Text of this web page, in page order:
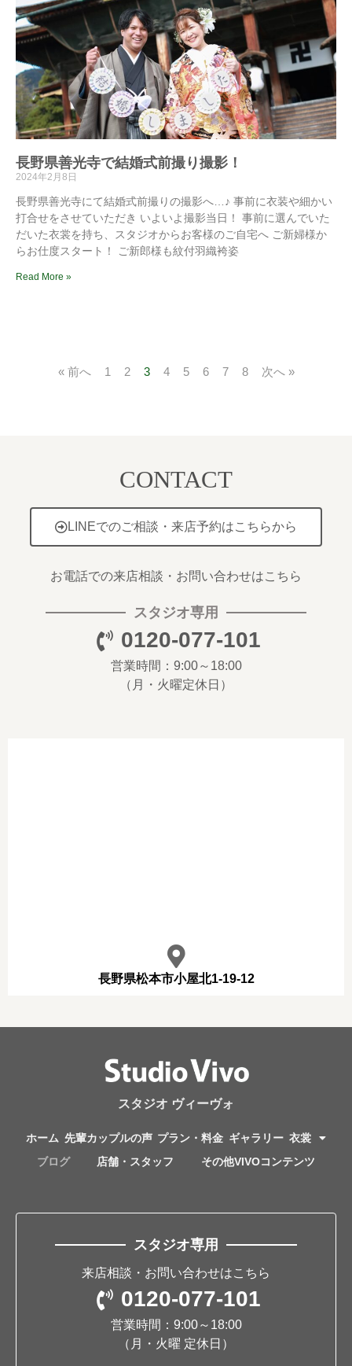
長野県善光寺で結婚式前撮り撮影！
2024年2月8日
長野県善光寺にて結婚式前撮りの撮影へ…♪ 事前に衣装や細かい
打合せをさせていただき いよいよ撮影当日！ 事前に選んでいた
だいた衣裳を持ち、スタジオからお客様のご自宅へ ご新婦様か
らお仕度スタート！ ご新郎様も紋付羽織袴姿
Read More »
« 前へ 1 2 3 4 5 6 7 8 次へ »
CONTACT
LINEでのご相談・来店予約はこちらから
お電話での来店相談・お問い合わせはこちら
スタジオ専用
0120-077-101
営業時間：9:00～18:00
（月・火曜定休日）
長野県松本市小屋北1-19-12
スタジオ ヴィーヴォ
ホーム 先輩カップルの声 プラン・料金 ギャラリー 衣裳
ブログ
店舗・スタッフ その他VIVOコンテンツ
スタジオ専用
来店相談・お問い合わせはこちら
0120-077-101
営業時間：9:00～18:00
（月・火曜 定休日）